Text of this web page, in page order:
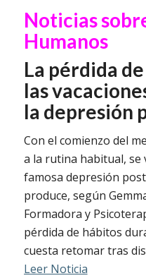
Noticias
Humanos
La pérdida
las
la depresión
Con el comienzo del
a la rutina habitual, se
famosa depresión
produce, según
Formadora y
pérdida de hábitos
cuesta retomar tras
Leer Noticia